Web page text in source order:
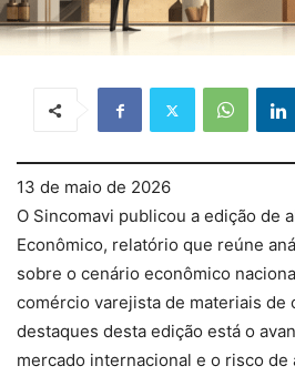
13 de maio de 2026
O Sincomavi publicou a edição de
Econômico, relatório que reúne
sobre o cenário econômico
comércio varejista de materiais de
destaques desta edição está o
mercado internacional e o risco de